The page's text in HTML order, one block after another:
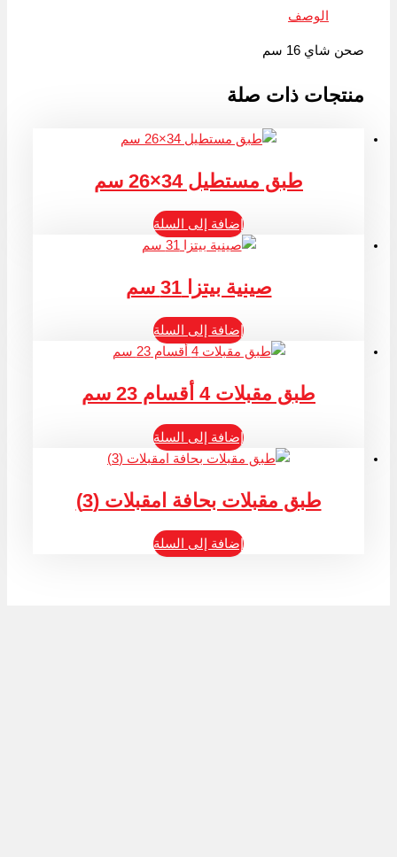
الوصف
صحن شاي 16 سم
منتجات ذات صلة
طبق مستطيل 34×26 سم
إضافة إلى السلة
صينية بيتزا 31 سم
إضافة إلى السلة
طبق مقبلات 4 أقسام 23 سم
إضافة إلى السلة
طبق مقبلات بحافة امقبلات (3)
إضافة إلى السلة